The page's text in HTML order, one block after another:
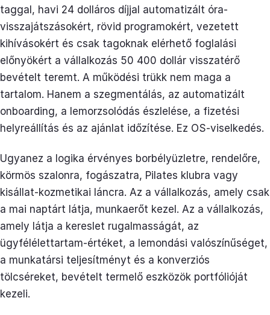
taggal, havi 24 dolláros díjjal automatizált óra-
visszajátszásokért, rövid programokért, vezetett
kihívásokért és csak tagoknak elérhető foglalási
előnyökért a vállalkozás 50 400 dollár visszatérő
bevételt teremt. A működési trükk nem maga a
tartalom. Hanem a szegmentálás, az automatizált
onboarding, a lemorzsolódás észlelése, a fizetési
helyreállítás és az ajánlat időzítése. Ez OS-viselkedés.
Ugyanez a logika érvényes borbélyüzletre, rendelőre,
körmös szalonra, fogászatra, Pilates klubra vagy
kisállat-kozmetikai láncra. Az a vállalkozás, amely csak
a mai naptárt látja, munkaerőt kezel. Az a vállalkozás,
amely látja a kereslet rugalmasságát, az
ügyfélélettartam-értéket, a lemondási valószínűséget,
a munkatársi teljesítményt és a konverziós
tölcséreket, bevételt termelő eszközök portfólióját
kezeli.